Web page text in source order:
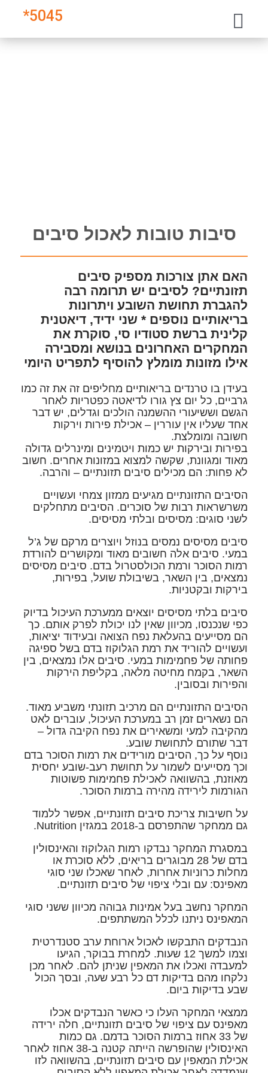
5045
*
סיבות טובות לאכול סיבים
האם אתן צורכות מספיק סיבים
תזונתיים? לסיבים יש תרומה רבה
להגברת תחושת השובע ויתרונות
בריאותיים נוספים * שני ידיד, דיאטנית
קלינית ברשת סטודיו סי, סוקרת את
המחקרים האחרונים בנושא ומסבירה
אילו מזונות מומלץ להוסיף לתפריט היומי
בעידן בו טרנדים בריאותיים מחליפים זה את זה כמו
גרביים, כל יום צץ גורו לדיאטה כפטריות לאחר
הגשם וששיעורי ההשמנה הולכים וגדלים, יש דבר
אחד שעליו אין עוררין – אכילת פירות וירקות
חשובה ומומלצת.
בפירות ובירקות יש כמות ויטמינים ומינרלים גדולה
מאוד ומגוונת, שקשה למצוא במזונות אחרים. חשוב
לא פחות: הם מכילים סיבים תזונתיים – והרבה.
הסיבים התזונתיים מגיעים ממזון צמחי ועשויים
משרשראות רבות של סוכרים. הסיבים מתחלקים
לשני סוגים: מסיסים ובלתי מסיסים.
סיבים מסיסים נמסים בנוזל ויוצרים מרקם של ג’ל
במעי. סיבים אלה חשובים מאוד ומקושרים להורדת
רמות הסוכר ורמת הכולסטרול בדם. סיבים מסיסים
נמצאים, בין השאר, בשיבולת שועל, בפירות,
בירקות ובקטניות.
סיבים בלתי מסיסים יוצאים ממערכת העיכול בדיוק
כפי שנכנסו, מכיוון שאין לנו יכולת לפרק אותם. כך
הם מסייעים בהעלאת נפח הצואה ובעידוד יציאות,
ועשויים להוריד את רמת הגלוקוז בדם בשל ספיגה
פחותה של פחמימות במעי. סיבים אלו נמצאים, בין
השאר, בקמח מחיטה מלאה, בקליפת הירקות
והפירות ובסובין.
הסיבים התזונתיים הם מרכיב תזונתי משביע מאוד.
הם נשארים זמן רב במערכת העיכול, עוברים לאט
מהקיבה למעי ומשאירים את נפח הקיבה גדול –
דבר שתורם לתחושת שובע.
נוסף על כך, הסיבים מורידים את רמות הסוכר בדם
וכך מסייעים לשמור על תחושת רעב-שובע יחסית
מאוזנת, בהשוואה לאכילת פחמימות פשוטות
הגורמות לירידה מהירה ברמות הסוכר.
על חשיבות צריכת סיבים תזונתיים, אפשר ללמוד
גם ממחקר שהתפרסם ב-2018 במגזין Nutrition.
במסגרת המחקר נבדקו רמות הגלוקוז והאינסולין
בדם של 28 מבוגרים בריאים, ללא סוכרת או
מחלות כרוניות אחרות, לאחר שאכלו שני סוגי
מאפינס: עם ובלי ציפוי של סיבים תזונתיים.
המחקר נחשב בעל אמינות גבוהה מכיוון ששני סוגי
המאפינס ניתנו לכלל המשתתפים.
הנבדקים התבקשו לאכול ארוחת ערב סטנדרטית
וצמו למשך 12 שעות. למחרת בבוקר, הגיעו
למעבדה ואכלו את המאפין שניתן להם. לאחר מכן
נלקחו מהם בדיקות דם כל רבע שעה, ובסך הכול
שבע בדיקות ביום.
ממצאי המחקר העלו כי כאשר הנבדקים אכלו
מאפינס עם ציפוי של סיבים תזונתיים, חלה ירידה
של 33 אחוז ברמות הסוכר בדמם. גם כמות
האינסולין שהופרשה הייתה קטנה ב-38 אחוז לאחר
אכילת המאפין עם סיבים תזונתיים, בהשוואה לזו